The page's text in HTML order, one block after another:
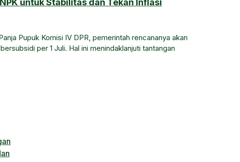
Pupuk Komisi IV DPR, pemerintah rencananya akan
per 1 Juli. Hal ini menindaklanjuti tantangan